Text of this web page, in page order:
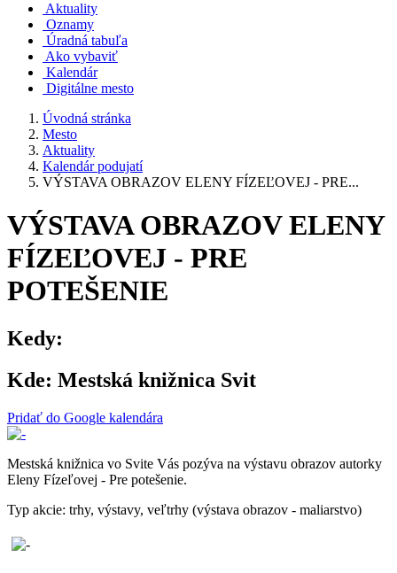
Aktuality
Oznamy
Úradná tabuľa
Ako vybaviť
Kalendár
Digitálne mesto
Úvodná stránka
Mesto
Aktuality
Kalendár podujatí
VÝSTAVA OBRAZOV ELENY FÍZEĽOVEJ - PRE...
VÝSTAVA OBRAZOV ELENY
FÍZEĽOVEJ - PRE
POTEŠENIE
Kedy:
Kde: Mestská knižnica Svit
Pridať do Google kalendára
Mestská knižnica vo Svite Vás pozýva na výstavu obrazov autorky
Eleny Fízeľovej - Pre potešenie.
Typ akcie: trhy, výstavy, veľtrhy (výstava obrazov - maliarstvo)